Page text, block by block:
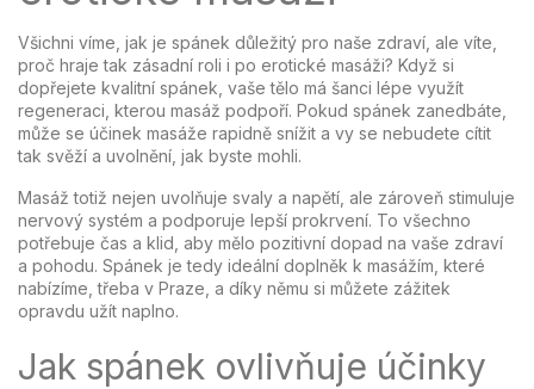
Všichni víme, jak je spánek důležitý pro naše zdraví, ale víte,
proč hraje tak zásadní roli i po erotické masáži? Když si
dopřejete kvalitní spánek, vaše tělo má šanci lépe využít
regeneraci, kterou masáž podpoří. Pokud spánek zanedbáte,
může se účinek masáže rapidně snížit a vy se nebudete cítit
tak svěží a uvolnění, jak byste mohli.
Masáž totiž nejen uvolňuje svaly a napětí, ale zároveň stimuluje
nervový systém a podporuje lepší prokrvení. To všechno
potřebuje čas a klid, aby mělo pozitivní dopad na vaše zdraví
a pohodu. Spánek je tedy ideální doplněk k masážím, které
nabízíme, třeba v Praze, a díky němu si můžete zážitek
opravdu užít naplno.
Jak spánek ovlivňuje účinky